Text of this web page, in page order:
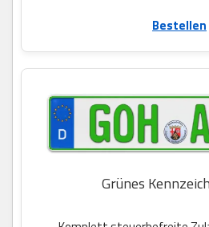
Bestellen
Grünes